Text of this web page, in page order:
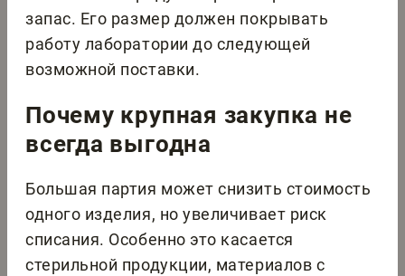
запас. Его размер должен покрывать
работу лаборатории до следующей
возможной поставки.
Почему крупная закупка не
всегда выгодна
Большая партия может снизить стоимость
одного изделия, но увеличивает риск
списания. Особенно это касается
стерильной продукции, материалов с